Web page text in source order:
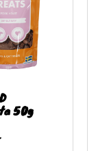
50g